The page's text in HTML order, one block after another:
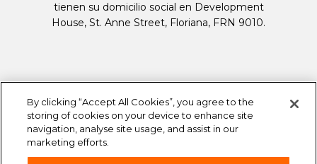
tienen su domicilio social en Development
House, St. Anne Street, Floriana, FRN 9010.
By clicking “Accept All Cookies”, you agree to the
storing of cookies on your device to enhance site
navigation, analyse site usage, and assist in our
marketing efforts.